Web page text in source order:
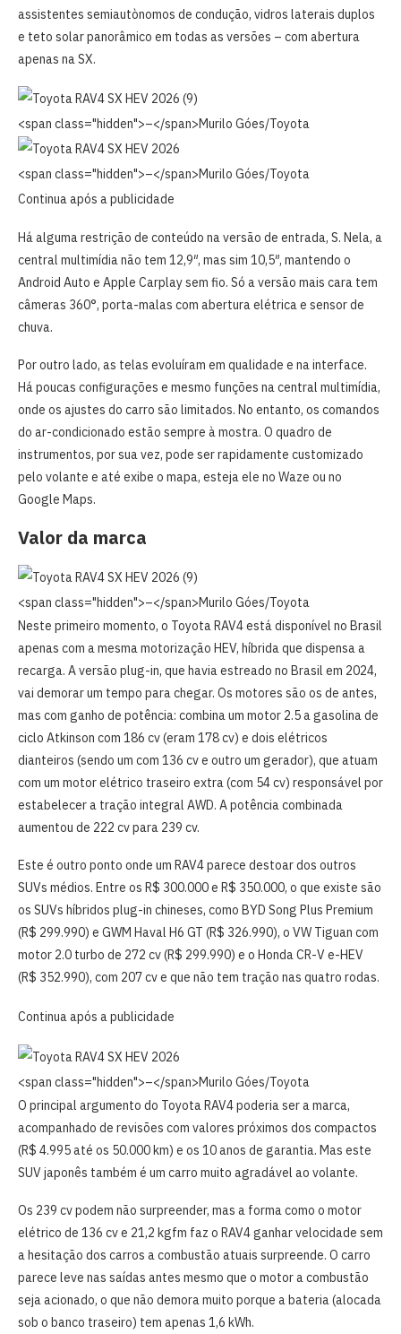
assistentes semiautònomos de condução, vidros laterais duplos
e teto solar panorâmico em todas as versões – com abertura
apenas na SX.
<span class="hidden">–</span>Murilo Góes/Toyota
<span class="hidden">–</span>Murilo Góes/Toyota
Continua após a publicidade
Há alguma restrição de conteúdo na versão de entrada, S. Nela, a
central multimídia não tem 12,9″, mas sim 10,5″, mantendo o
Android Auto e Apple Carplay sem fio. Só a versão mais cara tem
câmeras 360°, porta-malas com abertura elétrica e sensor de
chuva.
Por outro lado, as telas evoluíram em qualidade e na interface.
Há poucas configurações e mesmo funções na central multimídia,
onde os ajustes do carro são limitados. No entanto, os comandos
do ar-condicionado estão sempre à mostra. O quadro de
instrumentos, por sua vez, pode ser rapidamente customizado
pelo volante e até exibe o mapa, esteja ele no Waze ou no
Google Maps.
Valor da marca
<span class="hidden">–</span>Murilo Góes/Toyota
Neste primeiro momento, o Toyota RAV4 está disponível no Brasil
apenas com a mesma motorização HEV, híbrida que dispensa a
recarga. A versão plug-in, que havia estreado no Brasil em 2024,
vai demorar um tempo para chegar. Os motores são os de antes,
mas com ganho de potência: combina um motor 2.5 a gasolina de
ciclo Atkinson com 186 cv (eram 178 cv) e dois elétricos
dianteiros (sendo um com 136 cv e outro um gerador), que atuam
com um motor elétrico traseiro extra (com 54 cv) responsável por
estabelecer a tração integral AWD. A potência combinada
aumentou de 222 cv para 239 cv.
Este é outro ponto onde um RAV4 parece destoar dos outros
SUVs médios. Entre os R$ 300.000 e R$ 350.000, o que existe são
os SUVs híbridos plug-in chineses, como BYD Song Plus Premium
(R$ 299.990) e GWM Haval H6 GT (R$ 326.990), o VW Tiguan com
motor 2.0 turbo de 272 cv (R$ 299.990) e o Honda CR-V e-HEV
(R$ 352.990), com 207 cv e que não tem tração nas quatro rodas.
Continua após a publicidade
<span class="hidden">–</span>Murilo Góes/Toyota
O principal argumento do Toyota RAV4 poderia ser a marca,
acompanhado de revisões com valores próximos dos compactos
(R$ 4.995 até os 50.000 km) e os 10 anos de garantia. Mas este
SUV japonês também é um carro muito agradável ao volante.
Os 239 cv podem não surpreender, mas a forma como o motor
elétrico de 136 cv e 21,2 kgfm faz o RAV4 ganhar velocidade sem
a hesitação dos carros a combustão atuais surpreende. O carro
parece leve nas saídas antes mesmo que o motor a combustão
seja acionado, o que não demora muito porque a bateria (alocada
sob o banco traseiro) tem apenas 1,6 kWh.